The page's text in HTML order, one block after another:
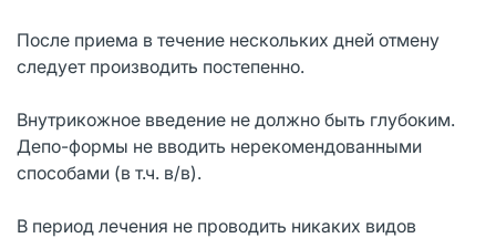
После приема в течение нескольких дней отмену
следует производить постепенно.
Внутрикожное введение не должно быть глубоким.
Депо-формы не вводить нерекомендованными
способами (в т.ч. в/в).
В период лечения не проводить никаких видов